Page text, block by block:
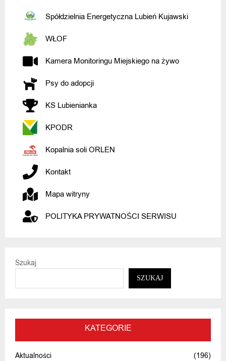
Spółdzielnia Energetyczna Lubień Kujawski
WŁOF
Kamera Monitoringu Miejskiego na żywo
Psy do adopcji
KS Lubienianka
KPODR
Kopalnia soli ORLEN
Kontakt
Mapa witryny
POLITYKA PRYWATNOŚCI SERWISU
Szukaj
SZUKAJ
KATEGORIE
Aktualności
(196)